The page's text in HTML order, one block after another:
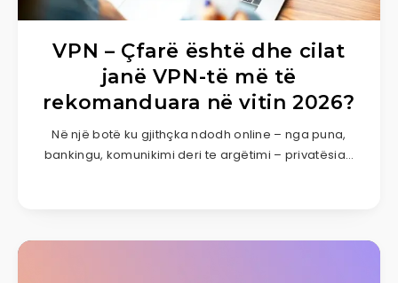
VPN – Çfarë është dhe cilat
janë VPN-të më të
rekomanduara në vitin 2026?
Në një botë ku gjithçka ndodh online – nga puna,
bankingu, komunikimi deri te argëtimi – privatësia…